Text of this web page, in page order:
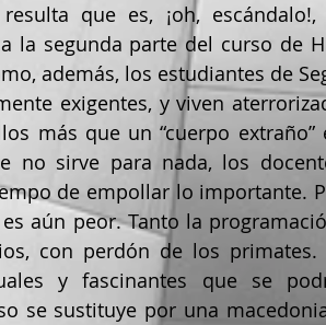
que es, ¡oh,
la segunda parte del curso de
además, los estudiantes de
exigentes, y viven
más que un “cuerpo
no sirve para nada, los
de empollar lo importante.
aún peor. Tanto la
con perdón de los primates.
y fascinantes que se
se sustituye por una